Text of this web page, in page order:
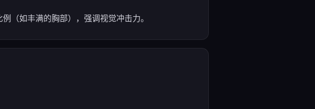
（如丰满的胸部），强调视觉冲击力。